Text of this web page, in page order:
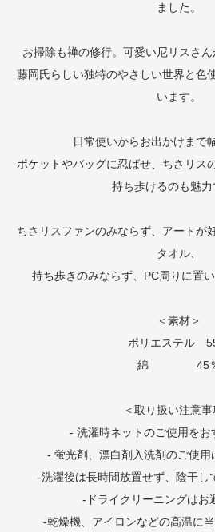
ました。
お掃除も禅の修行。可愛い尼リスさん
藤岡氏らしい独特のやさしい世界と色
います。
日常使いからお出かけまで
ポケットやバッグに忍ばせ、ちさリス
持ち歩けるのも魅力
ちさリスファンのみならず、アートが
タオル、
持ち歩きのみならず、PC周りに置
＜素材＞
ポリエステル
綿 45
＜取り扱い注意事
- 洗濯時ネットのご使用をお
- 蛍光剤、漂白剤入洗剤のご使用
-洗濯後は長時間放置せず、陰干し
-ドライクリーニングはお
-乾燥機、アイロンなどの高温に当